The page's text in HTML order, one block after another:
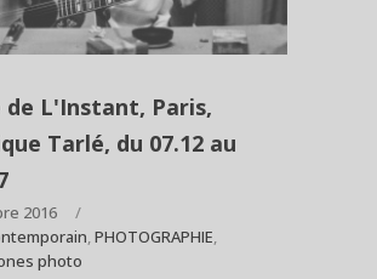
de L'Instant, Paris,
Tarlé, du 07.12 au
2016
,PHOTOGRAPHIE,
photo